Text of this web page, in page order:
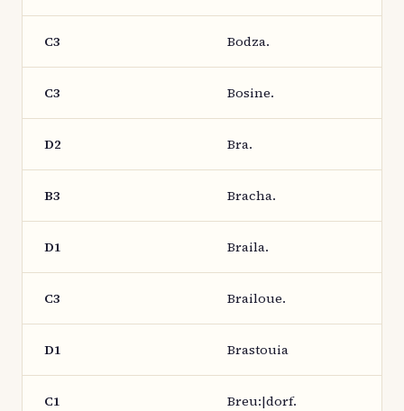
C3 Bodza.
C3 Bosine.
D2 Bra.
B3 Bracha.
D1 Braila.
C3 Brailoue.
D1 Brastouia
C1 Breu:|dorf.